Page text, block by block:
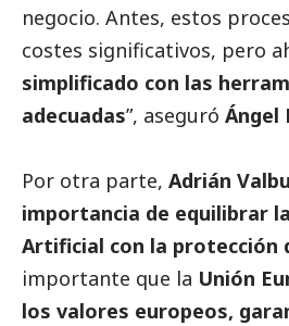
negocio. Antes, estos
costes significativos, pero
simplificado con las
adecuadas”, aseguró Ángel
Por otra parte, Adrián
importancia de equilibrar
Artificial con la protección
importante que la Unión
los valores europeos,